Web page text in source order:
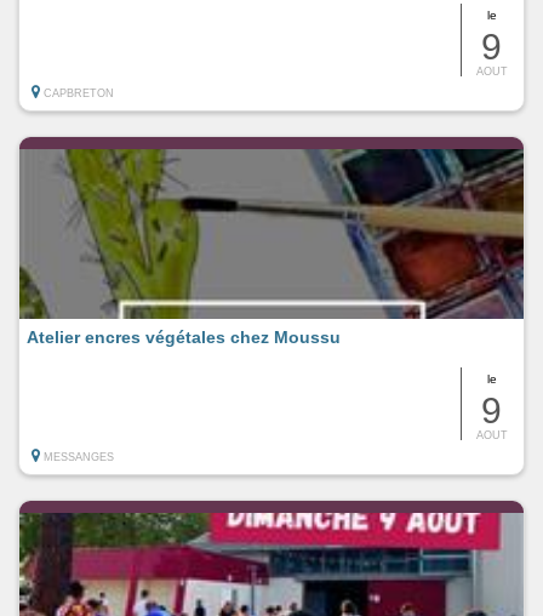
le
9
AOUT
CAPBRETON
le
9
AOUT
Atelier encres végétales chez Moussu
MESSANGES